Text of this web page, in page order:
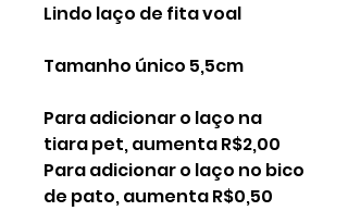
Lindo laço de fita voal
Tamanho único 5,5cm
Para adicionar o laço na
tiara pet, aumenta R$2,00
Para adicionar o laço no bico
de pato, aumenta R$0,50